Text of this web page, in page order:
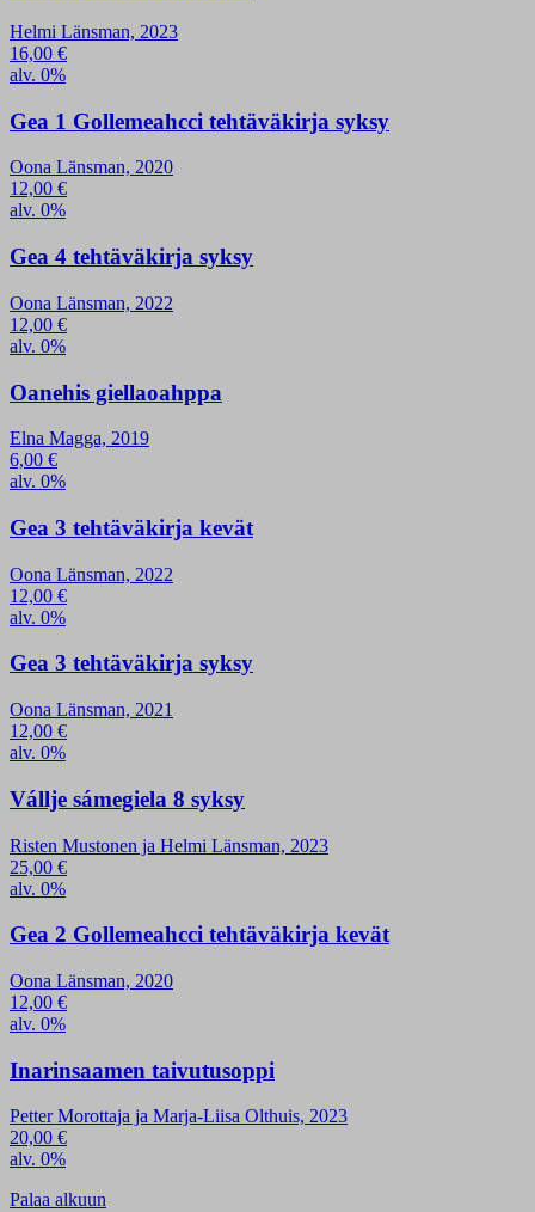
Helmi Länsman, 2023
16,00 €
alv. 0%
Gea 1 Gollemeahcci tehtäväkirja syksy
Oona Länsman, 2020
12,00 €
alv. 0%
Gea 4 tehtäväkirja syksy
Oona Länsman, 2022
12,00 €
alv. 0%
Oanehis giellaoahppa
Elna Magga, 2019
6,00 €
alv. 0%
Gea 3 tehtäväkirja kevät
Oona Länsman, 2022
12,00 €
alv. 0%
Gea 3 tehtäväkirja syksy
Oona Länsman, 2021
12,00 €
alv. 0%
Vállje sámegiela 8 syksy
Risten Mustonen ja Helmi Länsman, 2023
25,00 €
alv. 0%
Gea 2 Gollemeahcci tehtäväkirja kevät
Oona Länsman, 2020
12,00 €
alv. 0%
Inarinsaamen taivutusoppi
Petter Morottaja ja Marja-Liisa Olthuis, 2023
20,00 €
alv. 0%
Palaa alkuun